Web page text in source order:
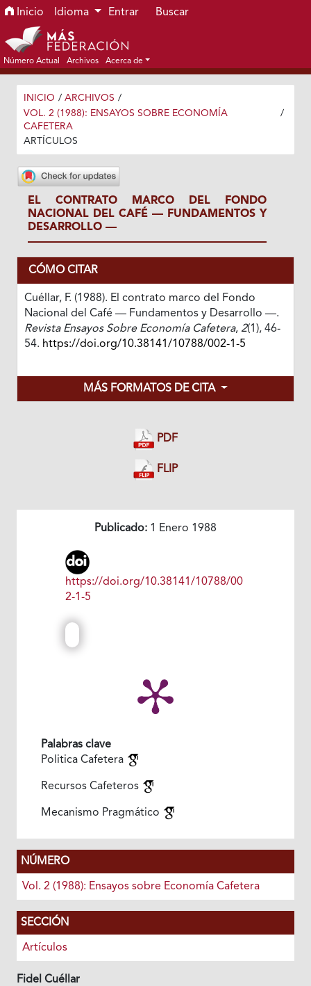
Ir al menú de navegación principal
Ir al contenido principal
Ir al pie de página del sitio
Inicio Idioma Entrar Buscar
Número Actual Archivos Acerca de
INICIO / ARCHIVOS /
VOL. 2 (1988): ENSAYOS SOBRE ECONOMÍA
CAFETERA
/
ARTÍCULOS
EL CONTRATO MARCO DEL FONDO
NACIONAL DEL CAFÉ — FUNDAMENTOS Y
DESARROLLO —
CÓMO CITAR
Cuéllar, F. (1988). El contrato marco del Fondo
Nacional del Café — Fundamentos y Desarrollo —.
Revista Ensayos Sobre Economía Cafetera, 2(1), 46-
54. https://doi.org/10.38141/10788/002-1-5
MÁS FORMATOS DE CITA
PDF
FLIP
Publicado: 1 Enero 1988
https://doi.org/10.38141/10788/00
2-1-5
Palabras clave
Politica Cafetera
Recursos Cafeteros
Mecanismo Pragmático
NÚMERO
Vol. 2 (1988): Ensayos sobre Economía Cafetera
SECCIÓN
Artículos
Fidel Cuéllar